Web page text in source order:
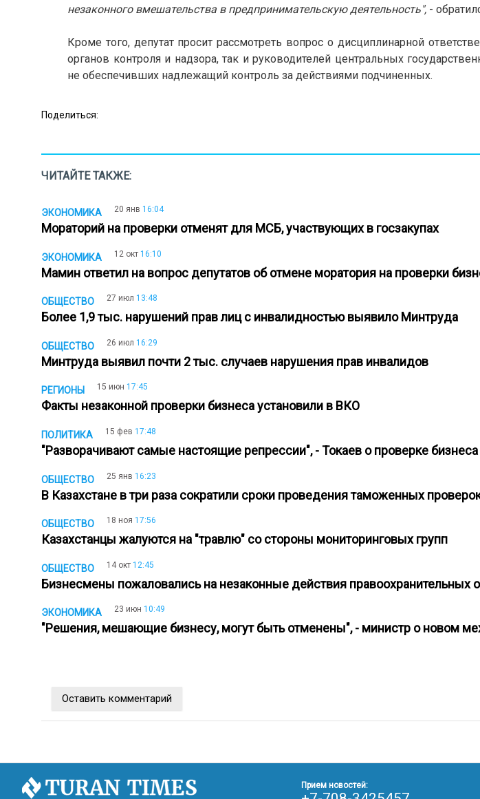
незаконного вмешательства в предпринимательскую деятельность", -
Кроме того, депутат просит рассмотреть вопрос о дисциплинарной
органов контроля и надзора, так и руководителей центральных
не обеспечивших надлежащий контроль за действиями подчиненных.
Поделиться:
ЧИТАЙТЕ ТАКЖЕ:
ЭКОНОМИКА 20 янв 16:04
Мораторий на проверки отменят для МСБ, участвующих в госзакупах
ЭКОНОМИКА 12 окт 16:10
Мамин ответил на вопрос депутатов об отмене моратория на проверки
ОБЩЕСТВО 27 июл 13:48
Более 1,9 тыс. нарушений прав лиц с инвалидностью выявило Минтруда
ОБЩЕСТВО 26 июл 16:29
Минтруда выявил почти 2 тыс. случаев нарушения прав инвалидов
РЕГИОНЫ 15 июн 17:45
Факты незаконной проверки бизнеса установили в ВКО
ПОЛИТИКА 15 фев 17:48
"Разворачивают самые настоящие репрессии", - Токаев о проверке бизнеса
ОБЩЕСТВО 25 янв 16:23
В Казахстане в три раза сократили сроки проведения таможенных
ОБЩЕСТВО 18 ноя 17:56
Казахстанцы жалуются на "травлю" со стороны мониторинговых групп
ОБЩЕСТВО 14 окт 12:45
Бизнесмены пожаловались на незаконные действия правоохранительных
ЭКОНОМИКА 23 июн 10:49
"Решения, мешающие бизнесу, могут быть отменены", - министр о новом
Оставить комментарий
Прием новостей: